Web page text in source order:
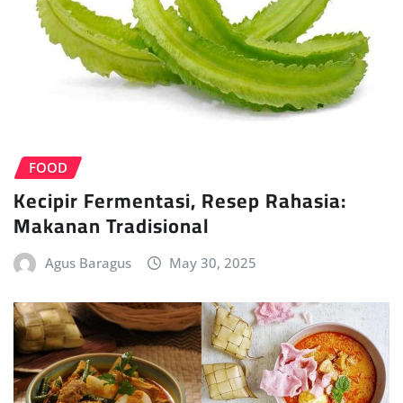
FOOD
Kecipir Fermentasi, Resep Rahasia:
Makanan Tradisional
Agus Baragus May 30, 2025